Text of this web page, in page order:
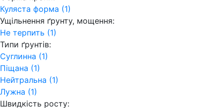
Куляста форма (1)
Ущільнення ґрунту, мощення:
Не терпить (1)
Типи ґрунтів:
Суглинна (1)
Піщана (1)
Нейтральна (1)
Лужна (1)
Швидкість росту: